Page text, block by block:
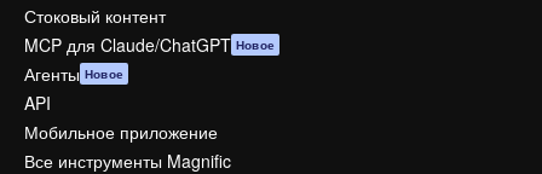
Стоковый контент
MCP для Claude/ChatGPT Новое
Агенты Новое
API
Мобильное приложение
Все инструменты Magnific